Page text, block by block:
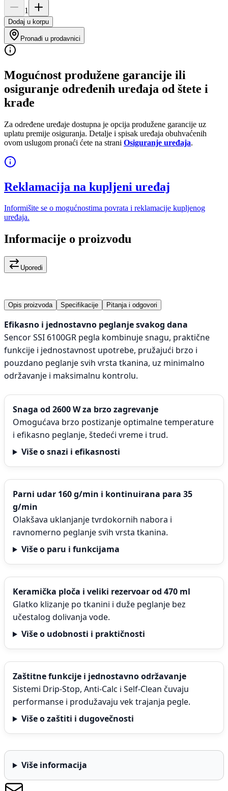
1
Dodaj u korpu
Pronađi u prodavnici
Mogućnost produžene garancije ili
osiguranje određenih uređaja od štete i
krađe
Za određene uređaje dostupna je opcija produžene garancije uz
uplatu premije osiguranja. Detalje i spisak uređaja obuhvaćenih
ovom uslugom pronaći ćete na strani Osiguranje uređaja.
Reklamacija na kupljeni uređaj
Informišite se o mogućnostima povrata i reklamacije kupljenog
uređaja.
Informacije o proizvodu
Uporedi
Opis proizvoda Specifikacije Pitanja i odgovori
Efikasno i jednostavno peglanje svakog dana
Sencor SSI 6100GR pegla kombinuje snagu, praktične
funkcije i jednostavnost upotrebe, pružajući brzo i
pouzdano peglanje svih vrsta tkanina, uz minimalno
održavanje i maksimalnu kontrolu.
Snaga od 2600 W za brzo zagrevanje
Omogućava brzo postizanje optimalne temperature
i efikasno peglanje, štedeći vreme i trud.
Više o snazi i efikasnosti
Parni udar 160 g/min i kontinuirana para 35
g/min
Olakšava uklanjanje tvrdokornih nabora i
ravnomerno peglanje svih vrsta tkanina.
Više o paru i funkcijama
Keramička ploča i veliki rezervoar od 470 ml
Glatko klizanje po tkanini i duže peglanje bez
učestalog dolivanja vode.
Više o udobnosti i praktičnosti
Zaštitne funkcije i jednostavno održavanje
Sistemi Drip-Stop, Anti-Calc i Self-Clean čuvaju
performanse i produžavaju vek trajanja pegle.
Više o zaštiti i dugovečnosti
Više informacija